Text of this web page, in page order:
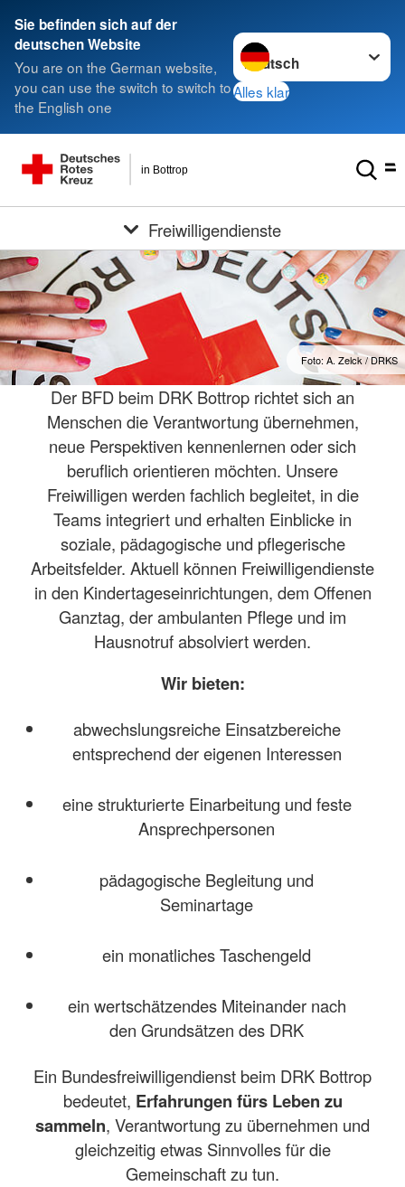
Sie befinden sich auf der
deutschen Website
You are on the German website,
you can use the switch to switch to
the English one
Sprache wechseln zu
Alles klar
in Bottrop
Freiwilligendienste
Foto: A. Zelck / DRKS
Der BFD beim DRK Bottrop richtet sich an
Menschen die Verantwortung übernehmen,
neue Perspektiven kennenlernen oder sich
beruflich orientieren möchten. Unsere
Freiwilligen werden fachlich begleitet, in die
Teams integriert und erhalten Einblicke in
soziale, pädagogische und pflegerische
Arbeitsfelder. Aktuell können Freiwilligendienste
in den Kindertageseinrichtungen, dem Offenen
Ganztag, der ambulanten Pflege und im
Hausnotruf absolviert werden.
Wir bieten:
abwechslungsreiche Einsatzbereiche
entsprechend der eigenen Interessen
eine strukturierte Einarbeitung und feste
Ansprechpersonen
pädagogische Begleitung und
Seminartage
ein monatliches Taschengeld
ein wertschätzendes Miteinander nach
den Grundsätzen des DRK
Ein Bundesfreiwilligendienst beim DRK Bottrop
bedeutet, Erfahrungen fürs Leben zu
sammeln, Verantwortung zu übernehmen und
gleichzeitig etwas Sinnvolles für die
Gemeinschaft zu tun.